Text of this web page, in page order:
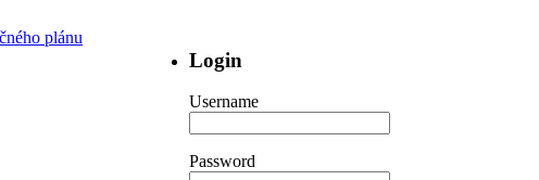
plánu
Login
Username
Password